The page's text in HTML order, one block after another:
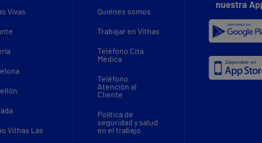
Vivas
Vithas Las
Quiénes somos
Trabajar en Vithas
Teléfono Cita
Médica
Teléfono
Atención al
Cliente
Política de
seguridad y salud
en el trabajo
nuestra